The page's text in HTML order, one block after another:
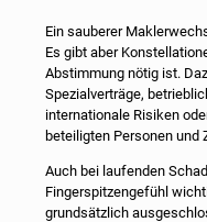
Ein sauberer
Es gibt aber
Abstimmung nötig ist.
Spezialverträge,
internationale Risiken
beteiligten Personen und
Auch bei laufenden
Fingerspitzengefühl
grundsätzlich